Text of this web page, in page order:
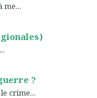
me...
?
crime...